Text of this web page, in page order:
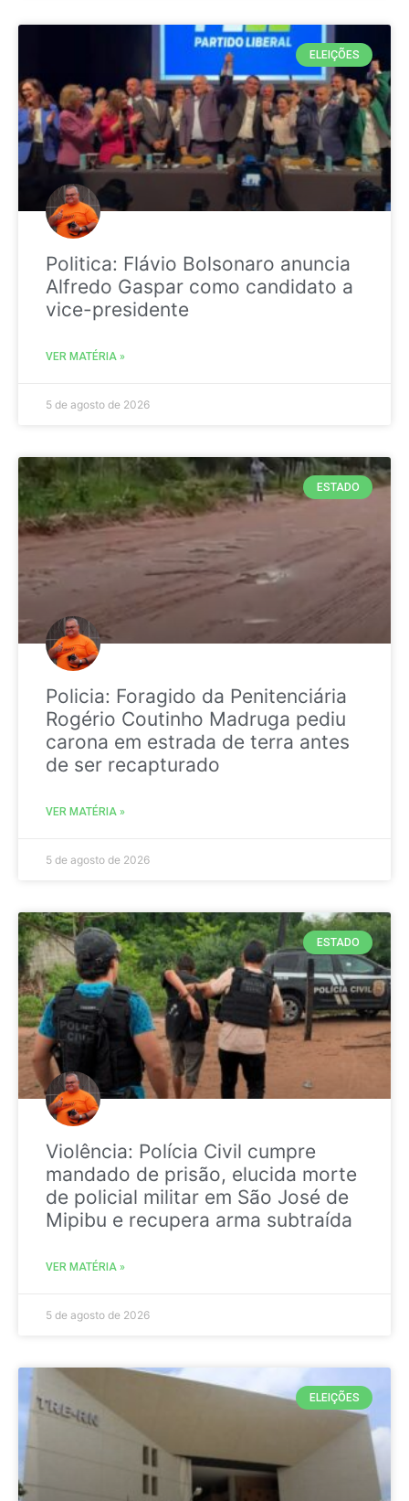
ELEIÇÕES
Politica: Flávio Bolsonaro anuncia
Alfredo Gaspar como candidato a
vice-presidente
VER MATÉRIA »
5 de agosto de 2026
ESTADO
Policia: Foragido da Penitenciária
Rogério Coutinho Madruga pediu
carona em estrada de terra antes
de ser recapturado
VER MATÉRIA »
5 de agosto de 2026
ESTADO
Violência: Polícia Civil cumpre
mandado de prisão, elucida morte
de policial militar em São José de
Mipibu e recupera arma subtraída
VER MATÉRIA »
5 de agosto de 2026
ELEIÇÕES